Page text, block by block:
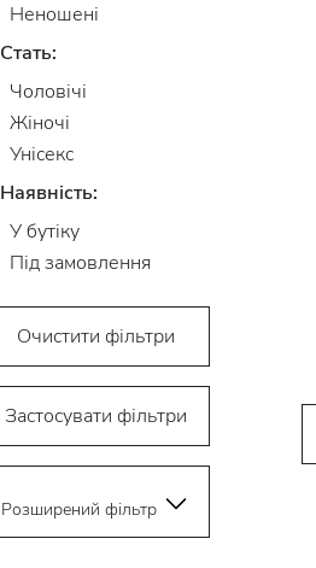
Неношені
Стать:
Чоловічі
Жіночі
Унісекс
Наявність:
У бутіку
Під замовлення
Очистити фільтри
Застосувати фільтри
Розширений фільтр